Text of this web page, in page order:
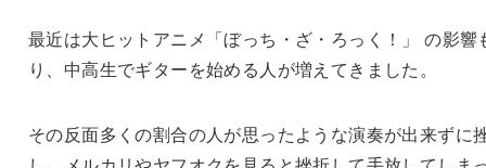
最近は大ヒットアニメ「ぼっち・ざ・ろっく！」 の影響
り、中高生でギターを始める人が増えてきました。
その反面多くの割合の人が思ったような演奏が出来ずに